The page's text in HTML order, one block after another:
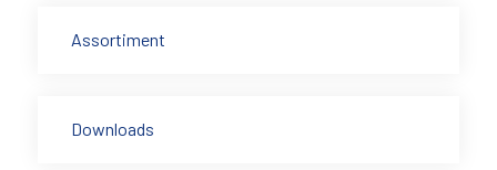
Assortiment
Downloads